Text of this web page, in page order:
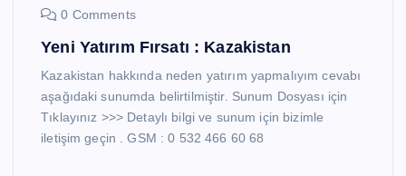
0 Comments
Yeni Yatırım Fırsatı : Kazakistan
Kazakistan hakkında neden yatırım yapmalıyım cevabı
aşağıdaki sunumda belirtilmiştir. Sunum Dosyası için
Tıklayınız >>> Detaylı bilgi ve sunum için bizimle
iletişim geçin . GSM : 0 532 466 60 68